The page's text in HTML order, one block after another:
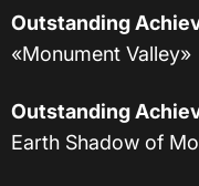
Outstanding
«Monument Valley»
Outstanding
Earth Shadow of